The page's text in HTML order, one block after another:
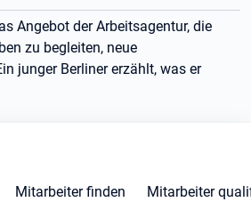
Angebot der Arbeitsagentur, die
zu begleiten, neue
junger Berliner erzählt, was er
Mitarbeiter finden Mitarbeiter